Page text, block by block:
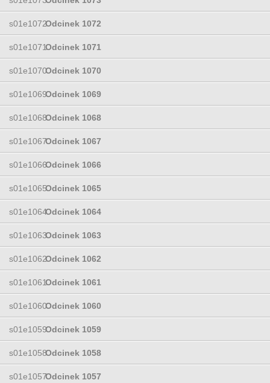
s01e1072Odcinek 1072
s01e1071Odcinek 1071
s01e1070Odcinek 1070
s01e1069Odcinek 1069
s01e1068Odcinek 1068
s01e1067Odcinek 1067
s01e1066Odcinek 1066
s01e1065Odcinek 1065
s01e1064Odcinek 1064
s01e1063Odcinek 1063
s01e1062Odcinek 1062
s01e1061Odcinek 1061
s01e1060Odcinek 1060
s01e1059Odcinek 1059
s01e1058Odcinek 1058
s01e1057Odcinek 1057